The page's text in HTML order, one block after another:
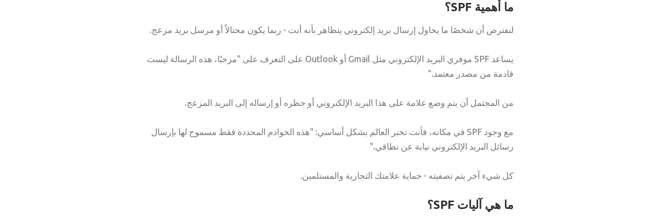
ما أهمية SPF؟
لنفترض أن شخصًا ما يحاول إرسال بريد إلكتروني يتظاهر بأنه أنت - ربما يكون محتالاً أو مرسل بريد مزعج.
يساعد SPF موفري البريد الإلكتروني مثل Gmail أو Outlook على التعرف على "مرحبًا، هذه الرسالة ليست
قادمة من مصدر معتمد."
من المحتمل أن يتم وضع علامة على هذا البريد الإلكتروني أو حظره أو إرساله إلى البريد المزعج.
مع وجود SPF في مكانه، فأنت تخبر العالم بشكل أساسي: "هذه الخوادم المحددة فقط مسموح لها بإرسال
رسائل البريد الإلكتروني نيابة عن نطاقي."
كل شيء آخر يتم تصفيته - حماية علامتك التجارية والمستلمين.
ما هي آليات SPF؟